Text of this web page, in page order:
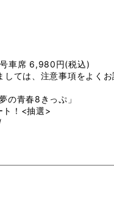
車席 6,980円(税込)
ては、注意事項をよくお
の青春8きっぷ」
ト！<抽選>